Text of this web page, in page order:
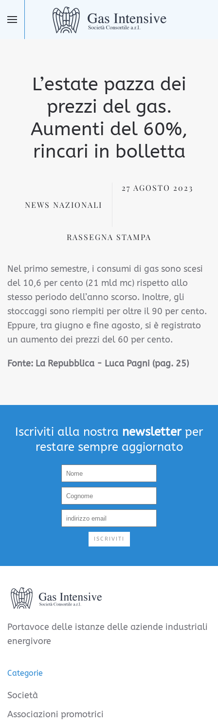
Skip to main content
L’estate pazza dei
prezzi del gas.
Aumenti del 60%,
rincari in bolletta
NEWS NAZIONALI
27 AGOSTO 2023
RASSEGNA STAMPA
Nel primo semestre, i consumi di gas sono scesi
del 10,6 per cento (21 mld mc) rispetto allo
stesso periodo dell’anno scorso. Inoltre, gli
stoccaggi sono riempiti per oltre il 90 per cento.
Eppure, tra giugno e fine agosto, si è registrato
un aumento dei prezzi del 60 per cento.
Fonte: La Repubblica - Luca Pagni (pag. 25)
Iscriviti alla nostra newsletterper
restare sempre aggiornato
ISCRIVITI
Portavoce delle istanze delle aziende industriali
energivore
Categorie
Società
Associazioni promotrici